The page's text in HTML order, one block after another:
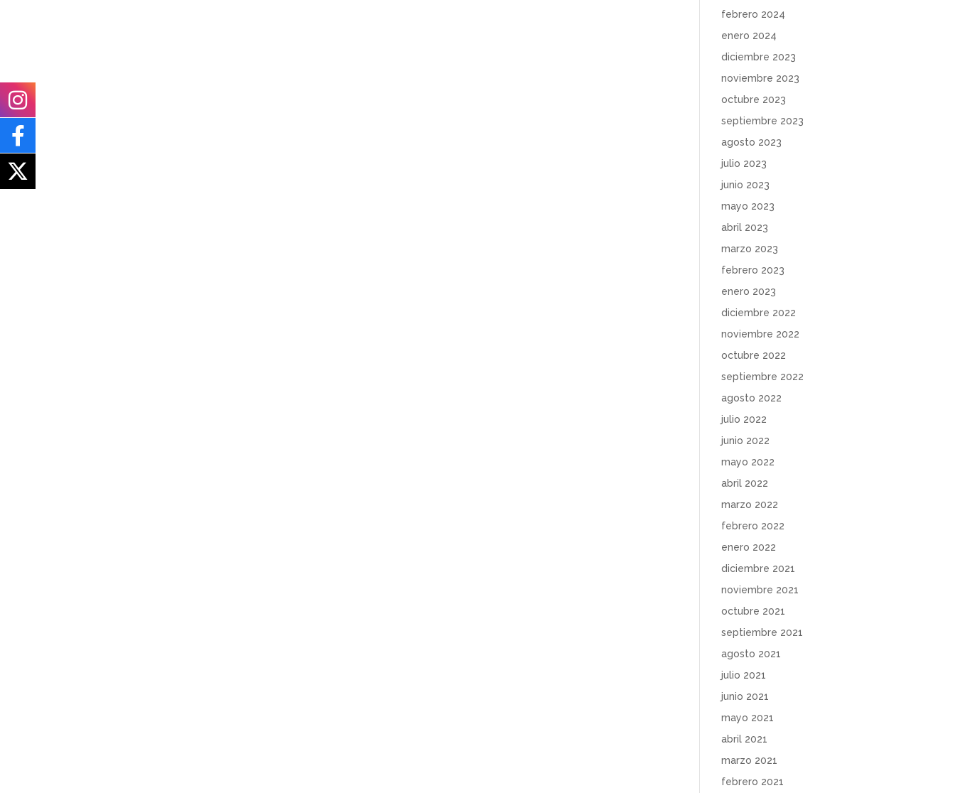
febrero 2024
enero 2024
diciembre 2023
noviembre 2023
octubre 2023
septiembre 2023
agosto 2023
julio 2023
junio 2023
mayo 2023
abril 2023
marzo 2023
febrero 2023
enero 2023
diciembre 2022
noviembre 2022
octubre 2022
septiembre 2022
agosto 2022
julio 2022
junio 2022
mayo 2022
abril 2022
marzo 2022
febrero 2022
enero 2022
diciembre 2021
noviembre 2021
octubre 2021
septiembre 2021
agosto 2021
julio 2021
junio 2021
mayo 2021
abril 2021
marzo 2021
febrero 2021